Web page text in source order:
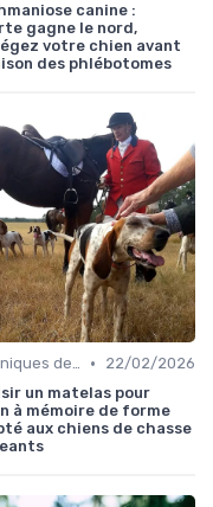
canine :
gagne le nord,
votre chien avant
des phlébotomes
Techniques de base •
22/02/2026
un matelas pour
à mémoire de forme
aux chiens de chasse